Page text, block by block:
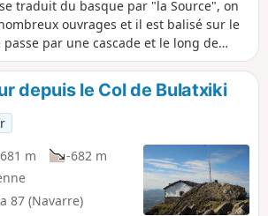
traduit du basque par "la Source", on
ouvrages et il est balisé sur le
par une cascade et le long de
et d'abris pastoraux.
depuis le Col de Bulatxiki
m
-682 m
87 (Navarre)